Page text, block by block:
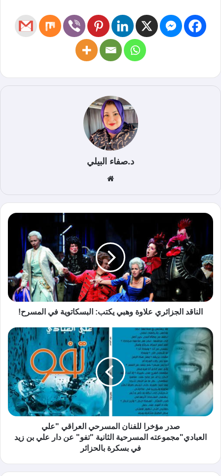
د.صفاء البيلي
الوي
ب
الناقد الجزائري علاوة وهبي يكتب: البسكاتوية في المسرح!
صدر مؤخرا للفنان المسرحي العراقي "علي
العبادي"مجموعته المسرحية الثانية "تفو" عن دار علي بن زيد
في بسكرة بالحزائر